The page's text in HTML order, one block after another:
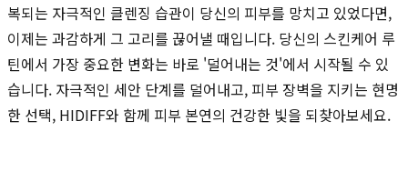
복되는 자극적인 클렌징 습관이 당신의 피부를 망치고 있었다면,
이제는 과감하게 그 고리를 끊어낼 때입니다. 당신의 스킨케어 루
틴에서 가장 중요한 변화는 바로 '덜어내는 것'에서 시작될 수 있
습니다. 자극적인 세안 단계를 덜어내고, 피부 장벽을 지키는 현명
한 선택, HIDIFF와 함께 피부 본연의 건강한 빛을 되찾아보세요.